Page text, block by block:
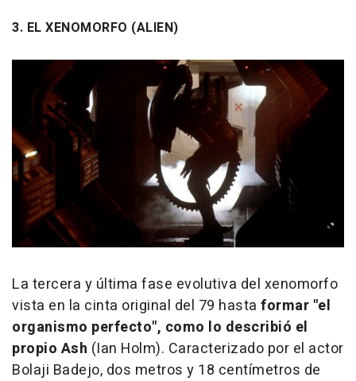
3. EL XENOMORFO (ALIEN)
La tercera y última fase evolutiva del xenomorfo
vista en la cinta original del 79 hasta formar "el
organismo perfecto", como lo describió el
propio Ash (Ian Holm). Caracterizado por el actor
Bolaji Badejo, dos metros y 18 centímetros de